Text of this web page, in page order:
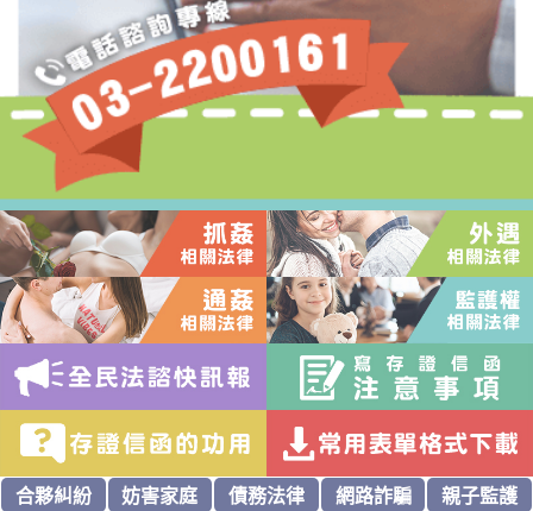
合夥糾紛 妨害家庭 債務法律 網路詐騙
親子監護